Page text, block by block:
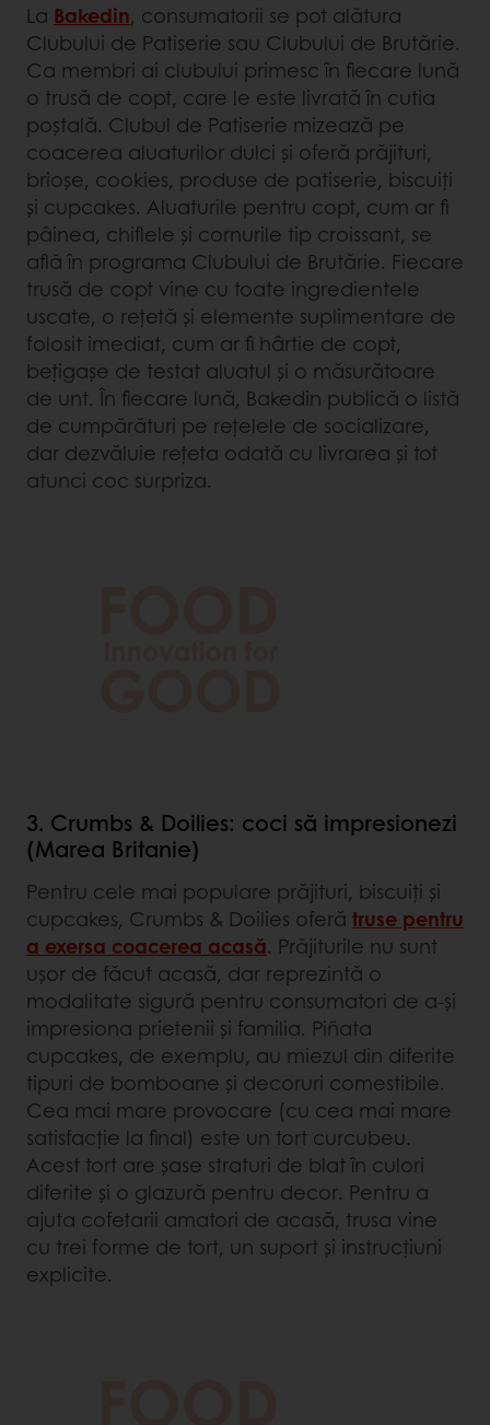
La Bakedin, consumatorii se pot alătura
Clubului de Patiserie sau Clubului de Brutărie.
Ca membri ai clubului primesc în fiecare lună
o trusă de copt, care le este livrată în cutia
poștală. Clubul de Patiserie mizează pe
coacerea aluaturilor dulci și oferă prăjituri,
brioșe, cookies, produse de patiserie, biscuiți
și cupcakes. Aluaturile pentru copt, cum ar fi
pâinea, chiflele și cornurile tip croissant, se
află în programa Clubului de Brutărie. Fiecare
trusă de copt vine cu toate ingredientele
uscate, o rețetă și elemente suplimentare de
folosit imediat, cum ar fi hârtie de copt,
bețigașe de testat aluatul și o măsurătoare
de unt. În fiecare lună, Bakedin publică o listă
de cumpărături pe rețelele de socializare,
dar dezvăluie rețeta odată cu livrarea și tot
atunci coc surpriza.
3. Crumbs & Doilies: coci să impresionezi
(Marea Britanie)
Pentru cele mai populare prăjituri, biscuiți și
cupcakes, Crumbs & Doilies oferă truse pentru
a exersa coacerea acasă. Prăjiturile nu sunt
ușor de făcut acasă, dar reprezintă o
modalitate sigură pentru consumatori de a-și
impresiona prietenii și familia. Piñata
cupcakes, de exemplu, au miezul din diferite
tipuri de bomboane și decoruri comestibile.
Cea mai mare provocare (cu cea mai mare
satisfacție la final) este un tort curcubeu.
Acest tort are șase straturi de blat în culori
diferite și o glazură pentru decor. Pentru a
ajuta cofetarii amatori de acasă, trusa vine
cu trei forme de tort, un suport și instrucțiuni
explicite.